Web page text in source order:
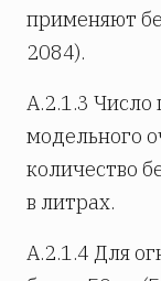
применяют
2084).
А.2.1.3 Число
модельного
количество
в литрах.
А.2.1.4 Для